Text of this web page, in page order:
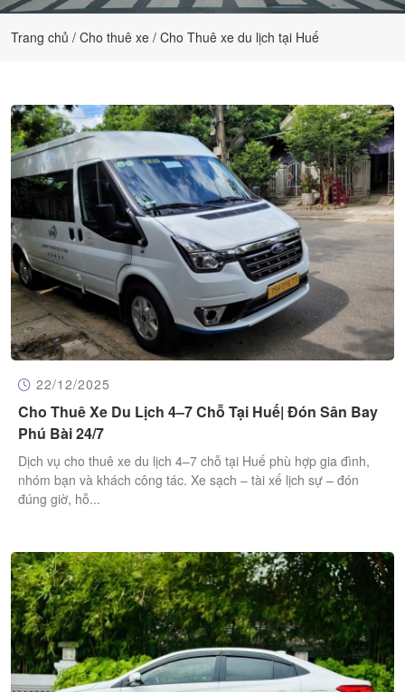
Miền
Trung
Trang chủ Cho thuê xe Cho Thuê xe du lịch tại Huế
22/12/2025
Cho Thuê Xe Du Lịch 4–7 Chỗ Tại Huế| Đón Sân Bay
Phú Bài 24/7
Dịch vụ cho thuê xe du lịch 4–7 chỗ tại Huế phù hợp gia đình,
nhóm bạn và khách công tác. Xe sạch – tài xế lịch sự – đón
đúng giờ, hỗ...